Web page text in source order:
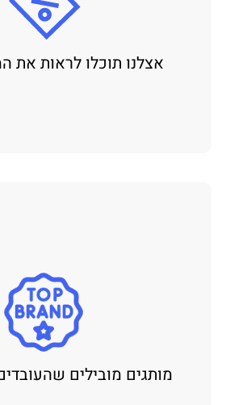
אצלנו תוכלו לראות את
מותגים מובילים